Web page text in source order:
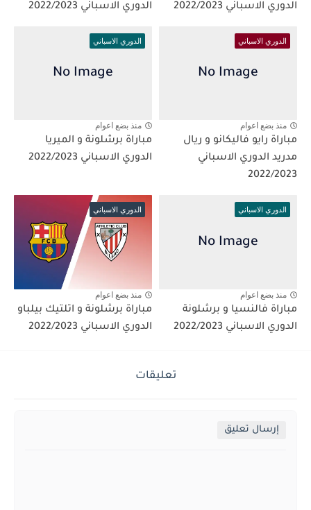
الدوري الاسباني 2022/2023
الدوري الاسباني 2022/2023
الدوري الاسباني
منذ بضع اعوام
مباراة رايو فاليكانو و ريال
مدريد الدوري الاسباني
2022/2023
الدوري الاسباني
منذ بضع اعوام
مباراة برشلونة و الميريا
الدوري الاسباني 2022/2023
الدوري الاسباني
منذ بضع اعوام
مباراة فالنسيا و برشلونة
الدوري الاسباني 2022/2023
الدوري الاسباني
منذ بضع اعوام
مباراة برشلونة و اتلتيك بيلباو
الدوري الاسباني 2022/2023
تعليقات
إرسال تعليق